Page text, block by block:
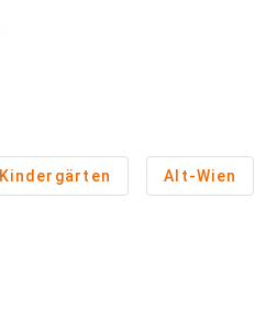
Kindergärten Alt-Wien